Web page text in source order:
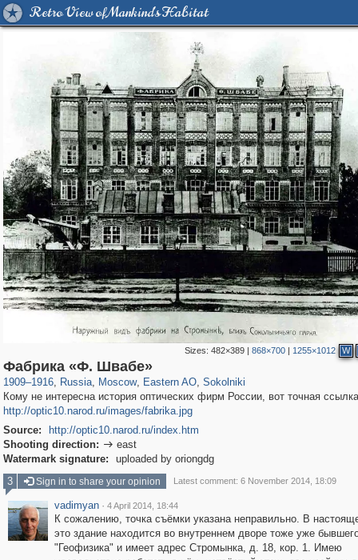
Retro View of Mankind's Habitat
Sizes: 482×389| 868×700| 1255×1012 W
Фабрика «Ф. Швабе»
1909–1916, Russia
1,407,406 29,248
, Moscow
319,882 8,286
, Eastern AO
20,942
, Sokolniki
Кому не интересна история оптических фирм России, вот точная
http://optic10.narod.ru/images/fabrika.jpg
Source:
http://optic10.narod.ru/index.htm
Shooting direction:  east
Watermark signature:
uploaded by oriongdg
3
Sign in to share your opinion Latest comment: 6 November 2014, 18:09
vadimyan · 4 April 2014, 18:44
К сожалению, точка съёмки указана неправильно. В
это здание находится во внутреннем дворе тоже уже
"Геофизика" и имеет адрес Стромынка, д. 18, кор. 1. Имею